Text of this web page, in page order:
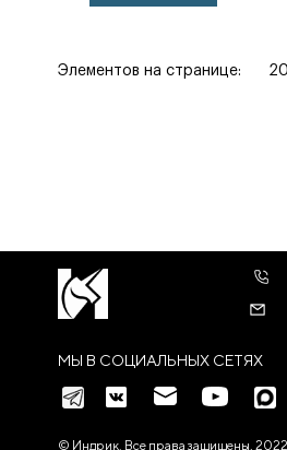
Элементов на странице: 20
МЫ В СОЦИАЛЬНЫХ СЕТЯХ
© Индрик. Все права защищены, 2022